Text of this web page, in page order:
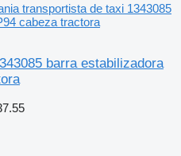
transportista de taxi 1343085
cabeza tractora
barra estabilizadora